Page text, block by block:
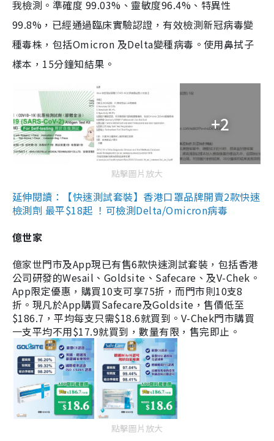
我檢測。準確度 99.03%、靈敏度96.4%、特異性
99.8%，已經通過臨床實驗認證，有效檢測新冠病毒變
種毒株，包括Omicron 及Delta變種病毒。使用鼻拭子
樣本，15分鐘知結果。
+2
點擊圖片放大
延伸閱讀：【快速測試套裝】香港口罩品牌開賣2款快速
檢測劑 最平$18起 ！可檢測Delta/Omicron病毒
億世家
億家世門市及App現已有售6款快速測試套裝，包括香港
公司研發的Wesail、Goldsite、Safecare、及V-Chek。
App限定優惠，購買10支可享75折，而門市則10支8
折。現凡於App購買Safecare及Goldsite，售價低至
$186.7，平均每支只需$18.6就買到。V-Chek門市購買
一支平均不用$17.9就買到，數量有限，售完即止。
點擊圖片放大